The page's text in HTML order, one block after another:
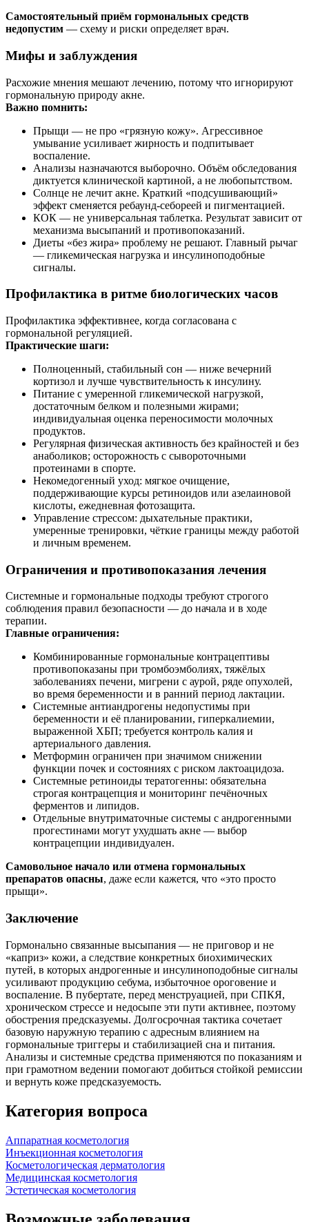
Самостоятельный приём гормональных средств
недопустим — схему и риски определяет врач.
Мифы и заблуждения
Расхожие мнения мешают лечению, потому что игнорируют
гормональную природу акне.
Важно помнить:
Прыщи — не про «грязную кожу». Агрессивное
умывание усиливает жирность и подпитывает
воспаление.
Анализы назначаются выборочно. Объём обследования
диктуется клинической картиной, а не любопытством.
Солнце не лечит акне. Краткий «подсушивающий»
эффект сменяется ребаунд‑себореей и пигментацией.
КОК — не универсальная таблетка. Результат зависит от
механизма высыпаний и противопоказаний.
Диеты «без жира» проблему не решают. Главный рычаг
— гликемическая нагрузка и инсулиноподобные
сигналы.
Профилактика в ритме биологических часов
Профилактика эффективнее, когда согласована с
гормональной регуляцией.
Практические шаги:
Полноценный, стабильный сон — ниже вечерний
кортизол и лучше чувствительность к инсулину.
Питание с умеренной гликемической нагрузкой,
достаточным белком и полезными жирами;
индивидуальная оценка переносимости молочных
продуктов.
Регулярная физическая активность без крайностей и без
анаболиков; осторожность с сывороточными
протеинами в спорте.
Некомедогенный уход: мягкое очищение,
поддерживающие курсы ретиноидов или азелаиновой
кислоты, ежедневная фотозащита.
Управление стрессом: дыхательные практики,
умеренные тренировки, чёткие границы между работой
и личным временем.
Ограничения и противопоказания лечения
Системные и гормональные подходы требуют строгого
соблюдения правил безопасности — до начала и в ходе
терапии.
Главные ограничения:
Комбинированные гормональные контрацептивы
противопоказаны при тромбоэмболиях, тяжёлых
заболеваниях печени, мигрени с аурой, ряде опухолей,
во время беременности и в ранний период лактации.
Системные антиандрогены недопустимы при
беременности и её планировании, гиперкалиемии,
выраженной ХБП; требуется контроль калия и
артериального давления.
Метформин ограничен при значимом снижении
функции почек и состояниях с риском лактоацидоза.
Системные ретиноиды тератогенны: обязательна
строгая контрацепция и мониторинг печёночных
ферментов и липидов.
Отдельные внутриматочные системы с андрогенными
прогестинами могут ухудшать акне — выбор
контрацепции индивидуален.
Самовольное начало или отмена гормональных
препаратов опасны, даже если кажется, что «это просто
прыщи».
Заключение
Гормонально связанные высыпания — не приговор и не
«каприз» кожи, а следствие конкретных биохимических
путей, в которых андрогенные и инсулиноподобные сигналы
усиливают продукцию себума, избыточное ороговение и
воспаление. В пубертате, перед менструацией, при СПКЯ,
хроническом стрессе и недосыпе эти пути активнее, поэтому
обострения предсказуемы. Долгосрочная тактика сочетает
базовую наружную терапию с адресным влиянием на
гормональные триггеры и стабилизацией сна и питания.
Анализы и системные средства применяются по показаниям и
при грамотном ведении помогают добиться стойкой ремиссии
и вернуть коже предсказуемость.
Категория вопроса
Аппаратная косметология
Инъекционная косметология
Косметологическая дерматология
Медицинская косметология
Эстетическая косметология